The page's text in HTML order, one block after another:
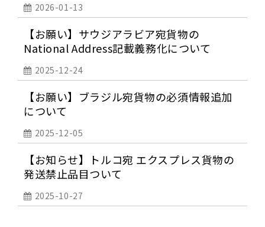
2026-01-13
【お願い】サウジアラビア宛貨物の
National Address記載義務化について
2025-12-24
【お願い】ブラジル宛貨物の必須情報追加
について
2025-12-05
【お知らせ】トルコ宛 エクスプレス貨物の
発送禁止品目ついて
2025-10-27